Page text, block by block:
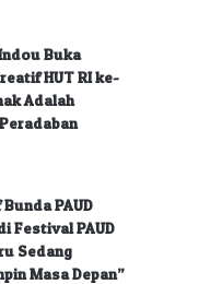
Buka
HUT RI ke-
Adalah
PAUD
Festival PAUD
Sedang
Masa Depan”